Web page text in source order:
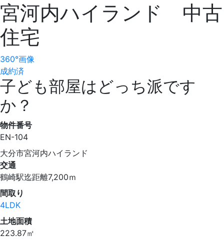
宮河内ハイランド 中古
住宅
360°画像
成約済
子ども部屋はどっち派です
か？
物件番号
EN-104
大分市宮河内ハイランド
交通
鶴崎駅迄距離7,200ｍ
間取り
4LDK
土地面積
223.87㎡